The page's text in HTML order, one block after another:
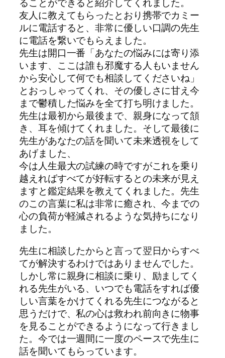
ることができると紹介してくれました。
友人に教えてもらったとおり携帯でカミー
ルに電話すると、非常に優しい口調の先生
に電話を繋いでもらえました。
先生は開口一番「あなたの悩みには寄り添
います、ここは誰も邪魔する人もいません
から安心して何でも相談してくださいね」
とおっしゃってくれ、その優しさに甘え今
まで鬱積した悩みを全て打ち明けました。
先生は最初から最後まで、親身になって頷
き、耳を傾けてくれました。そして最後に
先生があなたの話を聞いて未来透視をして
あげました、
今は人生最大の試練の時ですがこれを乗り
越えればすべてが好転するとの未来が見え
ますと鑑定結果を教えてくれました。先生
のこの言葉に私は非常に癒され、今までの
心の負荷が軽減されるような気持ちになり
ました。
先生に相談したからと言って翌日からすべ
てが解決するわけではありませんでした。
しかし常に親身に相談に乗り、励ましてく
れる先生がいる、いつでも電話をすれば優
しい言葉をかけてくれる先生につながると
思うだけで、私の心は救われ前向きに物事
を見ることができるようになって行きまし
た。今では一週間に一度のペースで先生に
話を聞いてもらっています。